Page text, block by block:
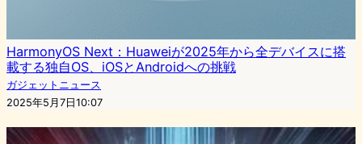
HarmonyOS Next：Huaweiが2025年から全デバイスに搭
載する独自OS、iOSとAndroidへの挑戦
ガジェットニュース
2025年5月7日10:07